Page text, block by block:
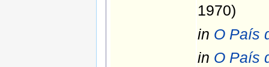
1970)
in O País
in O País